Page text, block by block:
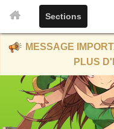
Sections
MESSAGE
PLUS